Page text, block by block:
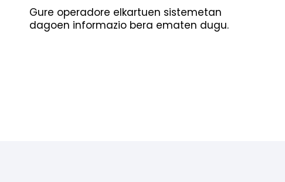
Gure operadore elkartuen sistemetan
dagoen informazio bera ematen dugu.